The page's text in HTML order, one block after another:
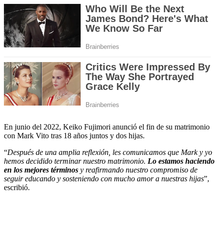
En junio del 2022, Keiko Fujimori anunció el fin de su matrimonio
con Mark Vito tras 18 años juntos y dos hijas.
“Después de una amplia reflexión, les comunicamos que Mark y yo
hemos decidido terminar nuestro matrimonio. Lo estamos haciendo
en los mejores términos y reafirmando nuestro compromiso de
seguir educando y sosteniendo con mucho amor a nuestras hijas”,
escribió.